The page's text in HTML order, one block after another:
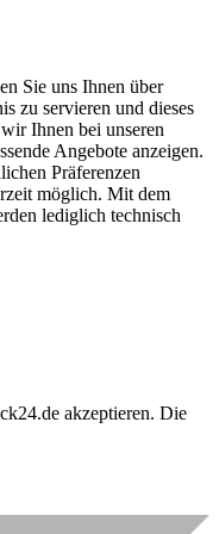
Sie uns Ihnen über
zu servieren und dieses
Ihnen bei unseren
Angebote anzeigen.
Präferenzen
möglich. Mit dem
lediglich technisch
akzeptieren. Die